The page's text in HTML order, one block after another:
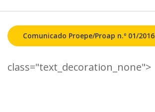
Comunicado Proepe/Proap n.º 01/2016
class="text_decoration_none">